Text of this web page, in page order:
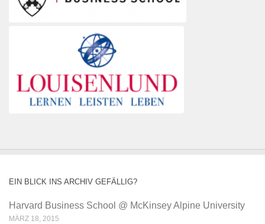
EIN BLICK INS ARCHIV GEFÄLLIG?
Harvard Business School @ McKinsey Alpine University
MÄRZ 18, 2015